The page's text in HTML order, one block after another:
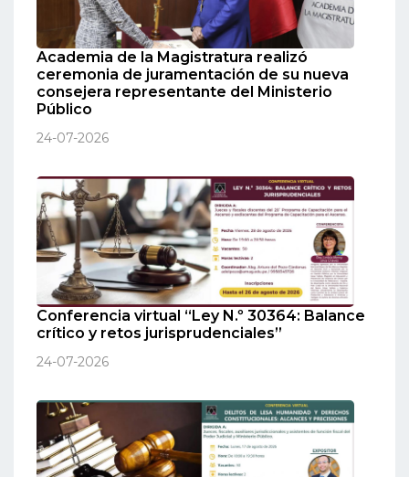
Academia de la Magistratura realizó
ceremonia de juramentación de su nueva
consejera representante del Ministerio
Público
24-07-2026
Conferencia virtual “Ley N.º 30364: Balance
crítico y retos jurisprudenciales”
24-07-2026